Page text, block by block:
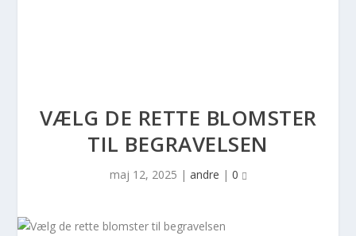
VÆLG DE RETTE BLOMSTER
TIL BEGRAVELSEN
maj 12, 2025 | andre | 0